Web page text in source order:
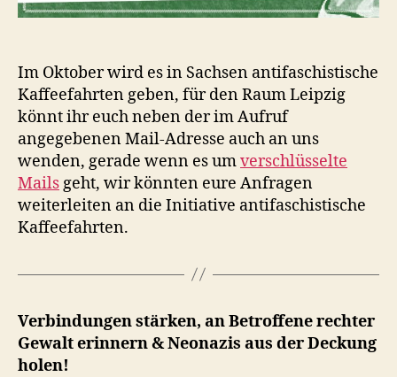
Im Oktober wird es in Sachsen antifaschistische
Kaffeefahrten geben, für den Raum Leipzig
könnt ihr euch neben der im Aufruf
angegebenen Mail-Adresse auch an uns
wenden, gerade wenn es umverschlüsselte
Mails geht, wir könnten eure Anfragen
weiterleiten an die Initiative antifaschistische
Kaffeefahrten.
Verbindungen stärken, an Betroffene rechter
Gewalt erinnern & Neonazis aus der Deckung
holen!